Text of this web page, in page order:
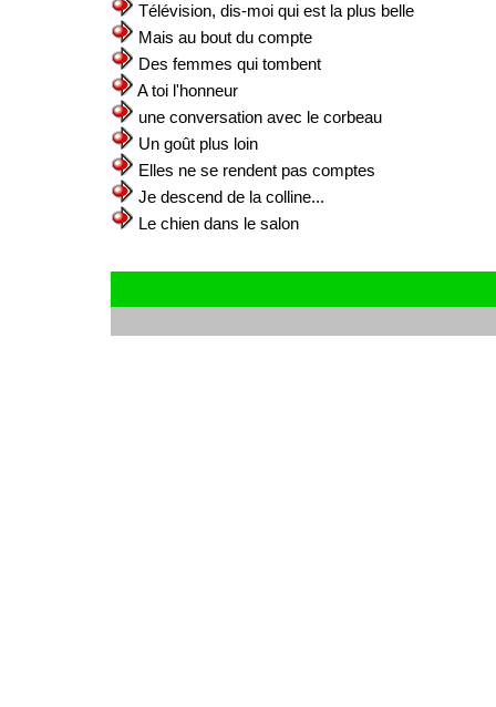
Télévision, dis-moi qui est la plus belle
Mais au bout du compte
Des femmes qui tombent
A toi l'honneur
une conversation avec le corbeau
Un goût plus loin
Elles ne se rendent pas comptes
Je descend de la colline...
Le chien dans le salon